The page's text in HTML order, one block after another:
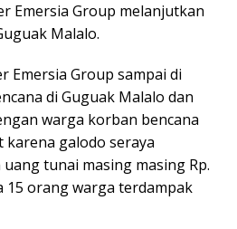
Emersia Group melanjutkan
Malalo.
Emersia Group sampai di
di Guguak Malalo dan
warga korban bencana
galodo seraya
tunai masing masing Rp.
15 orang warga terdampak